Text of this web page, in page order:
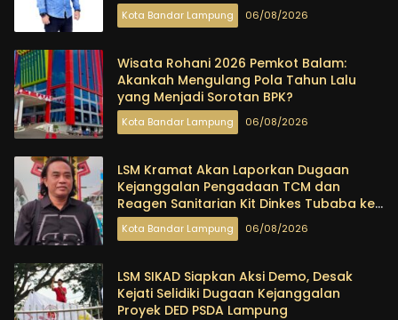
Kota Bandar Lampung 06/08/2026
Wisata Rohani 2026 Pemkot Balam:
Akankah Mengulang Pola Tahun Lalu
yang Menjadi Sorotan BPK?
Kota Bandar Lampung 06/08/2026
LSM Kramat Akan Laporkan Dugaan
Kejanggalan Pengadaan TCM dan
Reagen Sanitarian Kit Dinkes Tubaba ke
KPK dan Kejagung
Kota Bandar Lampung 06/08/2026
LSM SIKAD Siapkan Aksi Demo, Desak
Kejati Selidiki Dugaan Kejanggalan
Proyek DED PSDA Lampung